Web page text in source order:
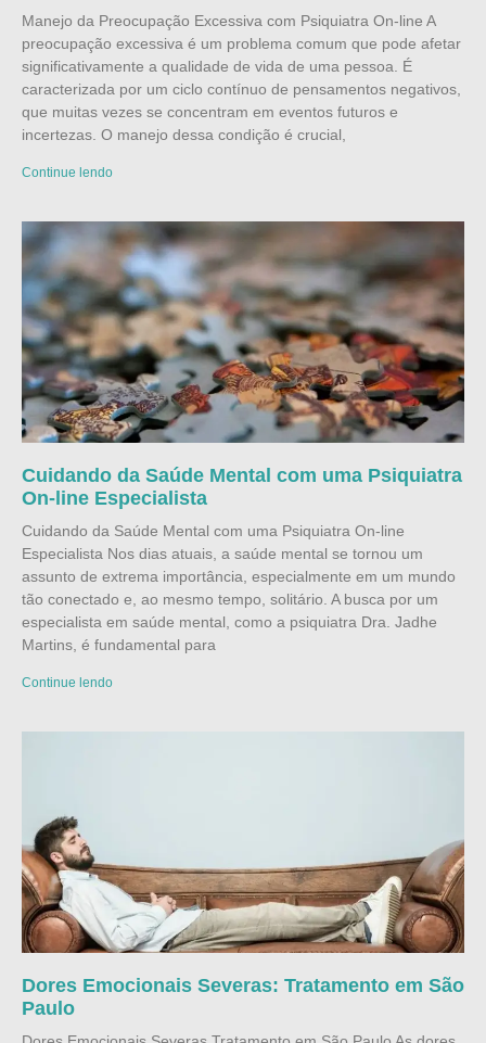
Manejo da Preocupação Excessiva com Psiquiatra On-line A
preocupação excessiva é um problema comum que pode afetar
significativamente a qualidade de vida de uma pessoa. É
caracterizada por um ciclo contínuo de pensamentos negativos,
que muitas vezes se concentram em eventos futuros e
incertezas. O manejo dessa condição é crucial,
Continue lendo
Cuidando da Saúde Mental com uma Psiquiatra
On-line Especialista
Cuidando da Saúde Mental com uma Psiquiatra On-line
Especialista Nos dias atuais, a saúde mental se tornou um
assunto de extrema importância, especialmente em um mundo
tão conectado e, ao mesmo tempo, solitário. A busca por um
especialista em saúde mental, como a psiquiatra Dra. Jadhe
Martins, é fundamental para
Continue lendo
Dores Emocionais Severas: Tratamento em São
Paulo